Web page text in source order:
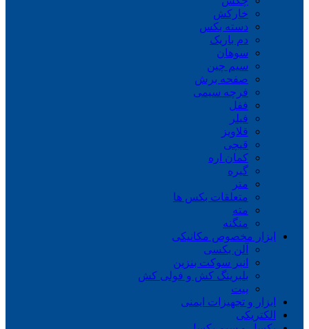
خارکش
دسته بکس
دم باریک
سوهان
سیم چین
صفحه برش
فرچه سیمی
ففل
فیلر
قلاویز
قیچی
کمان اره
گیره
متر
متعلقات بکس ها
مته
منگنه
ابزار مخصوص مکانیکی
آلن بکسی
انبر سوکت بنزین
بلبرینگ کش و فولی کش
بیت
ابزار و تجهیزات ایمنی
الکتریکی